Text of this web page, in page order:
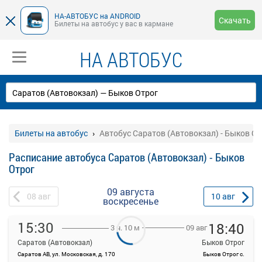
НА-АВТОБУС на ANDROID
Билеты на автобус у вас в кармане
Скачать
НА АВТОБУС
Билеты на автобус Автобус Саратов (Автовокзал) - Быков
Расписание автобуса Саратов (Автовокзал) - Быков
Отрог
08 авг 09 августа
воскресенье 10авг
15:30
Саратов (Автовокзал)
Саратов АВ, ул. Московская, д. 170
3 ч. 10 м 09 авг 18:40
Быков Отрог
Быков Отрог с.